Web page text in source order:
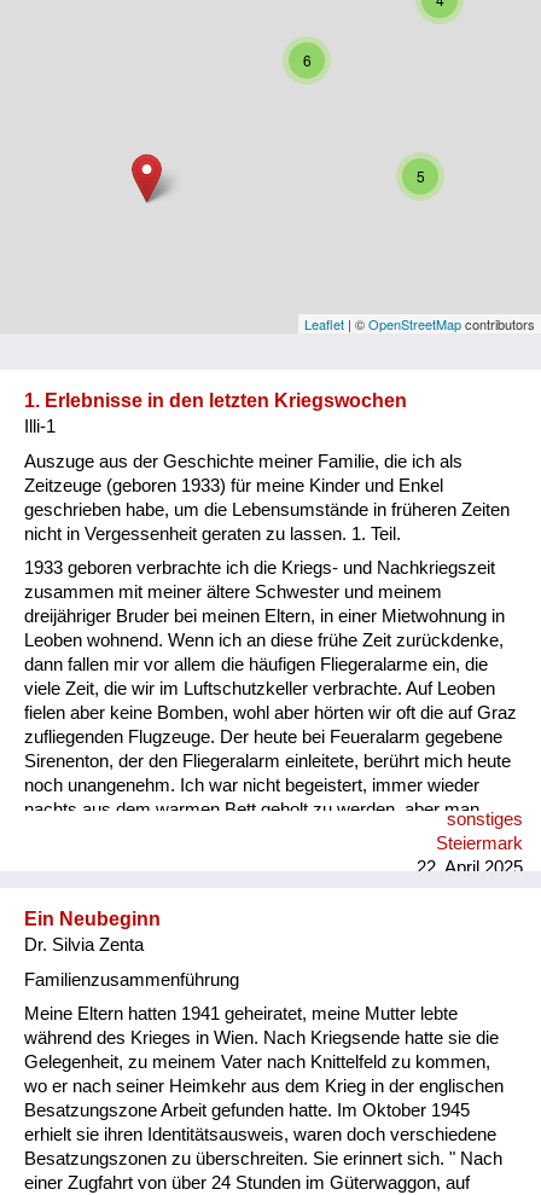
Niederösterreich
Vorarlberg
Besatzungsmächte
Frauen, Mütter, Kinder
Versorgung
Heimkehrer
Fluchtgeschichten
Familiengeschichten
Schule und Ausbildung
5
6
Leaflet | ©OpenStreetMapcontributors
1. Erlebnisse in den letzten Kriegswochen
Illi-1
Auszuge aus der Geschichte meiner Familie, die ich als
Zeitzeuge (geboren 1933) für meine Kinder und Enkel
geschrieben habe, um die Lebensumstände in früheren Zeiten
nicht in Vergessenheit geraten zu lassen. 1. Teil.
1933 geboren verbrachte ich die Kriegs- und Nachkriegszeit
zusammen mit meiner ältere Schwester und meinem
dreijähriger Bruder bei meinen Eltern, in einer Mietwohnung in
Leoben wohnend. Wenn ich an diese frühe Zeit zurückdenke,
dann fallen mir vor allem die häufigen Fliegeralarme ein, die
viele Zeit, die wir im Luftschutzkeller verbrachte. Auf Leoben
fielen aber keine Bomben, wohl aber hörten wir oft die auf Graz
zufliegenden Flugzeuge. Der heute bei Feueralarm gegebene
Sirenenton, der den Fliegeralarm einleitete, berührt mich heute
noch unangenehm. Ich war nicht begeistert, immer wieder
nachts aus dem warmen Bett geholt zu werden, aber man
nahm es als selbstverständlich hin, wir Kinder kannten es
nicht anders. Rückblickend zeigt es mir, dass sich der
gewöhnen kann. So hatte ich auch keine Angst, dass etwas
Schreckliches passieren könnte. Das Schicksal, ausgebombt
zu werden oder wie es vielen anderen damals erging,...
sonstiges
Steiermark
22. April 2025
Ein Neubeginn
Dr. Silvia Zenta
Familienzusammenführung
Meine Eltern hatten 1941 geheiratet, meine Mutter lebte
während des Krieges in Wien. Nach Kriegsende hatte sie die
Gelegenheit, zu meinem Vater nach Knittelfeld zu kommen,
wo er nach seiner Heimkehr aus dem Krieg in der englischen
Besatzungszone Arbeit gefunden hatte. Im Oktober 1945
erhielt sie ihren Identitätsausweis, waren doch verschiedene
Besatzungszonen zu überschreiten. Sie erinnert sich. " Nach
einer Zugfahrt von über 24 Stunden im Güterwaggon, auf